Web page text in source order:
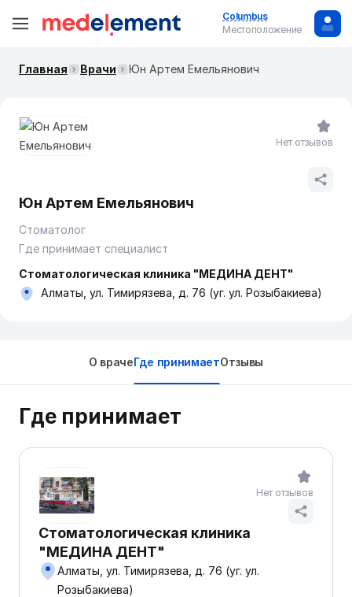
Columbus
Местоположение
Главная Врачи Юн Артем Емельянович
Юн Артем Емельянович
Стоматолог
Где принимает специалист
Стоматологическая клиника "МЕДИНА ДЕНТ"
Алматы, ул. Тимирязева, д. 76 (уг. ул. Розыбакиева)
Нет отзывов
О врачеГде принимаетОтзывы
Где принимает
Стоматологическая клиника
"МЕДИНА ДЕНТ"
Алматы, ул. Тимирязева, д. 76 (уг. ул.
Розыбакиева)
Нет отзывов